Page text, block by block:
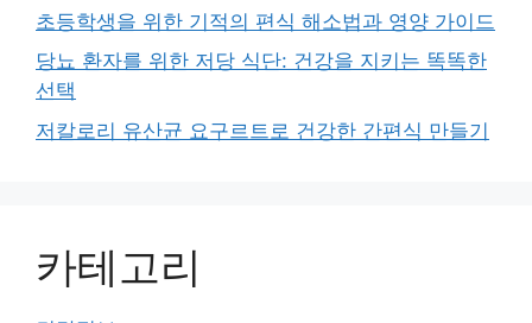
초등학생을 위한 기적의 편식 해소법과 영양 가이드
당뇨 환자를 위한 저당 식단: 건강을 지키는 똑똑한
선택
저칼로리 유산균 요구르트로 건강한 간편식 만들기
카테고리